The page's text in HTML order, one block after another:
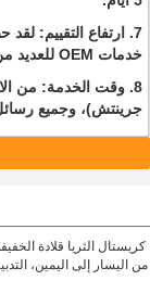
7. ارتفاع التقييم:
خدمات OEM للعديد من العلامات التجارية المعروفة.
8. وقت الخدمة: من الاثنين إلى السبت، 9:00 حتي 08:00.
جرينتش)، وجميع رسائل